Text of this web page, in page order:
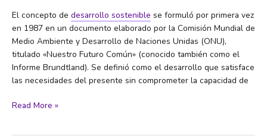
El concepto de desarrollo sostenible se formuló por primera vez
en 1987 en un documento elaborado por la Comisión Mundial de
Medio Ambiente y Desarrollo de Naciones Unidas (ONU),
titulado «Nuestro Futuro Común» (conocido también como el
Informe Brundtland). Se definió como el desarrollo que satisface
las necesidades del presente sin comprometer la capacidad de
Desarrollo
Read More »